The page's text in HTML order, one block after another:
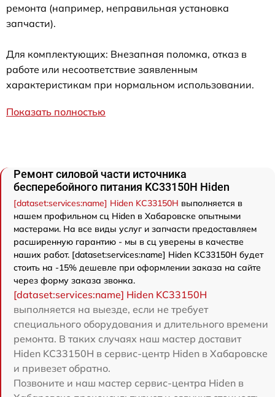
ремонта (например, неправильная установка
запчасти).
Для комплектующих: Внезапная поломка, отказ в
работе или несоответствие заявленным
характеристикам при нормальном использовании.
Показать полностью
Ремонт силовой части источника
бесперебойного питания KC33150H Hiden
[dataset:services:name] Hiden KC33150H выполняется в
нашем профильном сц Hiden в Хабаровске опытными
мастерами. На все виды услуг и запчасти предоставляем
расширенную гарантию - мы в сц уверены в качестве
наших работ. [dataset:services:name] Hiden KC33150H будет
стоить на -15% дешевле при оформлении заказа на сайте
через форму заказа звонка.
[dataset:services:name] Hiden KC33150H
выполняется на выезде, если не требует
специального оборудования и длительного времени
ремонта. В таких случаях наш мастер доставит
Hiden KC33150H в сервис-центр Hiden в Хабаровске
и привезет обратно.
Позвоните и наш мастер сервис-центра Hiden в